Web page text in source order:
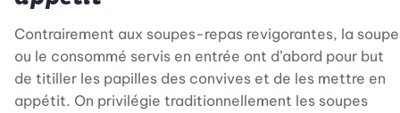
Contrairement aux soupes-repas revigorantes, la soupe
ou le consommé servis en entrée ont d’abord pour but
de titiller les papilles des convives et de les mettre en
appétit. On privilégie traditionnellement les soupes